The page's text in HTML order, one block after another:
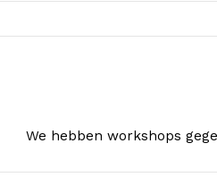
We hebben workshops